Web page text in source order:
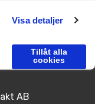
Visa detaljer
Tillåt alla
cookies
AB